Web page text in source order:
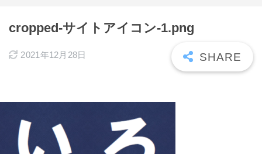
cropped-サイトアイコン-1.png
2021年12月28日